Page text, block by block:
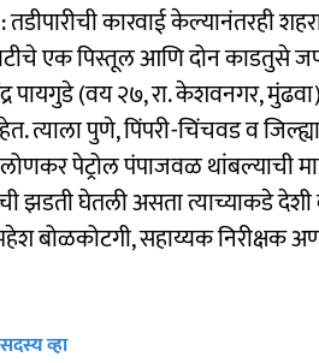
तडीपारीची कारवाई केल्यानंतरही
एक पिस्तूल आणि दोन काडतुसे
पायगुडे (वय २७, रा. केशवनगर,
त्याला पुणे, पिंपरी-चिंचवड व
पेट्रोल पंपाजवळ थांबल्याची
झडती घेतली असता त्याच्याकडे
बोळकोटगी, सहाय्यक निरीक्षक
सदस्य व्हा